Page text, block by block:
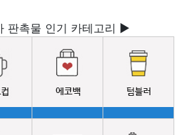
판촉물 인기 카테고리 ▶